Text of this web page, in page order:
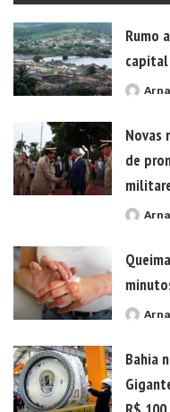
Rumo
Posted
Novas
de
Posted
Posted
Bahia